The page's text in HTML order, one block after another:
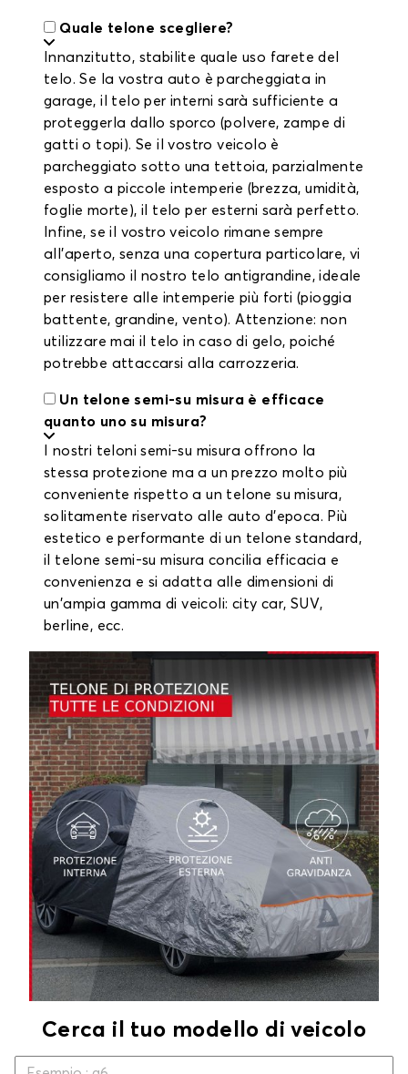
Quale telone scegliere?
Innanzitutto, stabilite quale uso farete del
telo. Se la vostra auto è parcheggiata in
garage, il telo per interni sarà sufficiente a
proteggerla dallo sporco (polvere, zampe di
gatti o topi). Se il vostro veicolo è
parcheggiato sotto una tettoia, parzialmente
esposto a piccole intemperie (brezza, umidità,
foglie morte), il telo per esterni sarà perfetto.
Infine, se il vostro veicolo rimane sempre
all'aperto, senza una copertura particolare, vi
consigliamo il nostro telo antigrandine, ideale
per resistere alle intemperie più forti (pioggia
battente, grandine, vento). Attenzione: non
utilizzare mai il telo in caso di gelo, poiché
potrebbe attaccarsi alla carrozzeria.
Un telone semi-su misura è efficace
quanto uno su misura?
I nostri teloni semi-su misura offrono la
stessa protezione ma a un prezzo molto più
conveniente rispetto a un telone su misura,
solitamente riservato alle auto d'epoca. Più
estetico e performante di un telone standard,
il telone semi-su misura concilia efficacia e
convenienza e si adatta alle dimensioni di
un'ampia gamma di veicoli: city car, SUV,
berline, ecc.
Cerca il tuo modello di veicolo